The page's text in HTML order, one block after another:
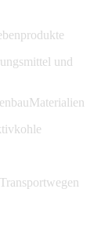
und